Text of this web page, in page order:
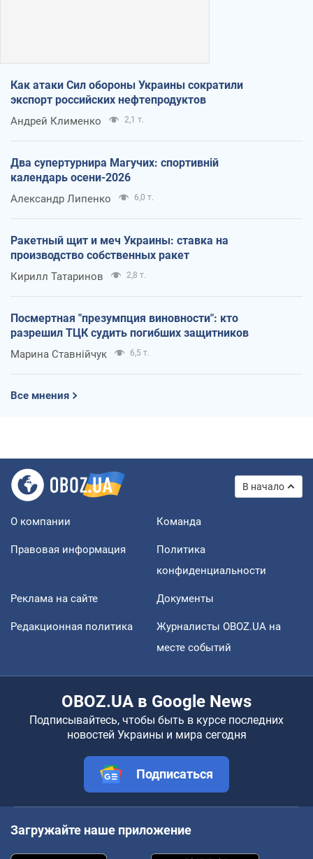
Как атаки Сил обороны Украины сократили
экспорт российских нефтепродуктов
Андрей Клименко 2,1 т.
Два супертурнира Магучих: спортивній
календарь осени-2026
Александр Липенко 6,0 т.
Ракетный щит и меч Украины: ставка на
производство собственных ракет
Кирилл Татаринов 2,8 т.
Посмертная "презумпция виновности": кто
разрешил ТЦК судить погибших защитников
Марина Ставнійчук 6,5 т.
Все мнения
В начало
О компании Команда
Правовая информация
Политика
конфиденциальности
Реклама на сайте Документы
Редакционная политика
Журналисты OBOZ.UA на
месте событий
OBOZ.UA в Google News
Подписывайтесь, чтобы быть в курсе последних
новостей Украины и мира сегодня
Подписаться
Загружайте наше приложение